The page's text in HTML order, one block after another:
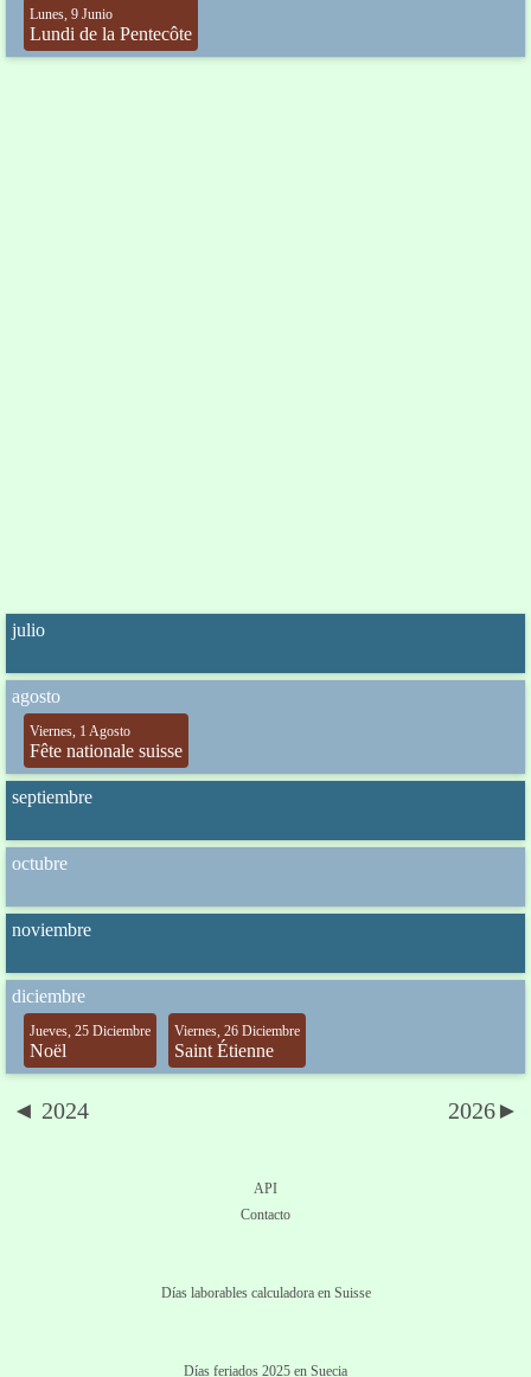
Lunes, 9 Junio
Lundi de la Pentecôte
julio
agosto
Viernes, 1 Agosto
Fête nationale suisse
septiembre
octubre
noviembre
diciembre
Jueves, 25 Diciembre
Noël
Viernes, 26 Diciembre
Saint Étienne
◄ 2024 2026►
API
Contacto
Días laborables calculadora en Suisse
Días feriados 2025 en Suecia